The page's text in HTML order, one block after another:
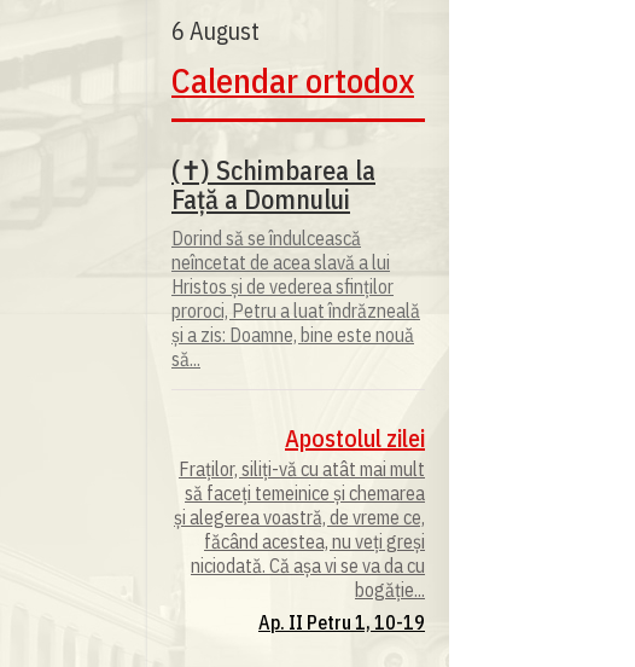
6 August
Calendar ortodox
(✝) Schimbarea la
Față a Domnului
Dorind să se îndulcească
neîncetat de acea slavă a lui
Hristos și de vederea sfinților
proroci, Petru a luat îndrăzneală
și a zis: Doamne, bine este nouă
să...
Apostolul zilei
Fraților, siliți-vă cu atât mai mult
să faceți temeinice și chemarea
și alegerea voastră, de vreme ce,
făcând acestea, nu veți greși
niciodată. Că așa vi se va da cu
bogăție...
Ap. II Petru 1, 10-19